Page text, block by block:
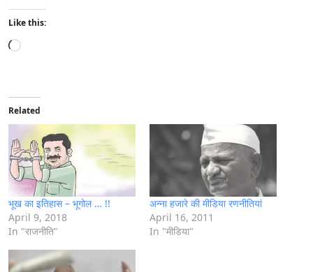
Like this:
L
d
i
n
…
Related
भूख का इतिहास – भूगोल … !!
April 9, 2018
In "राजनीति"
अन्ना हजारे की मीडिया रणनीतियां
April 16, 2011
In "मीडिया"